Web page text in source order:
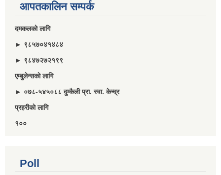
आपतकालिन सम्पर्क
दमकलकाे लागि
► ९८५७०४१४८४
► ९८४७२७२१९९
एम्बुलेन्सकाे लागि
► ०७८-५४५०८८ दुम्कैली प्रा. स्वा. केन्द्र
प्रहरीकाे लागि
१००
Poll